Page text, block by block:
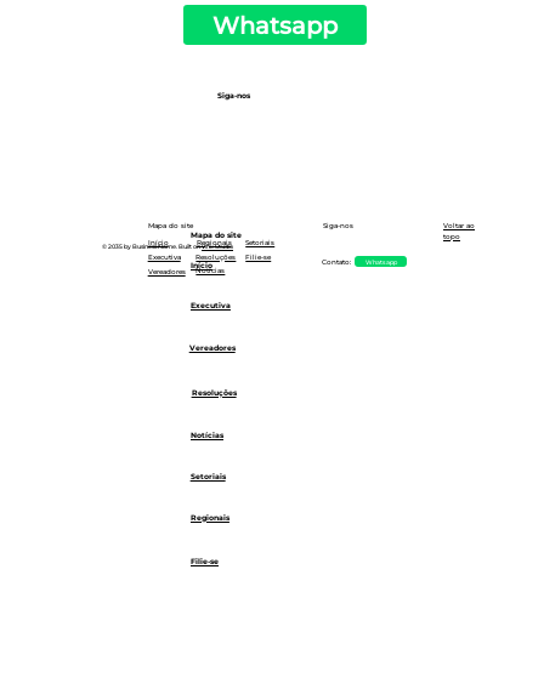
© 2035 by Business Name. Built onWix Studio
Mapa do site
Início Regionais
Setoriais
Executiva
Resoluções
Filie-se
Vereadores
Notícias
Siga-nos
Contato: Whatsapp
Voltar ao
topo
Executiva
Início
Mapa do site
Vereadores
Regionais
Notícias
Filie-se
Resoluções
Setoriais
Whatsapp
Siga-nos